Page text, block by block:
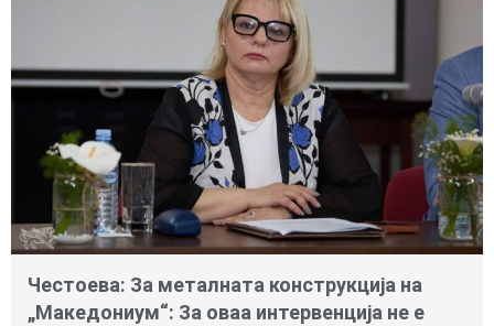
Честоева: За металната конструкција на
„Македониум“: За оваа интервенција не е